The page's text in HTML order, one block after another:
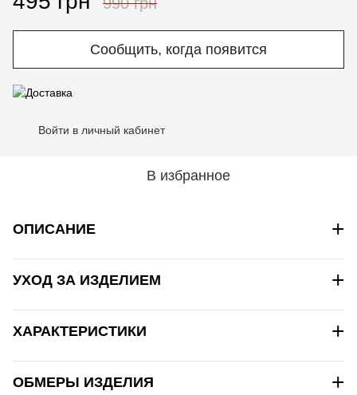
Сообщить, когда появится
Войти в личный кабинет
В избранное
ОПИСАНИЕ +
УХОД ЗА ИЗДЕЛИЕМ +
ХАРАКТЕРИСТИКИ +
ОБМЕРЫ ИЗДЕЛИЯ +